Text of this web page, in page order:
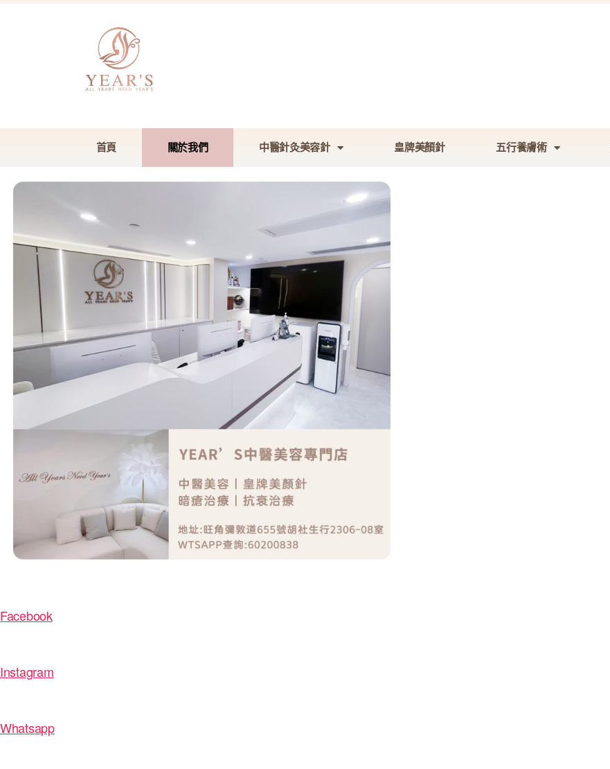
首頁 關於我們 中醫針灸美容針 皇牌美顏針 五行養膚術
Facebook
Instagram
Whatsapp